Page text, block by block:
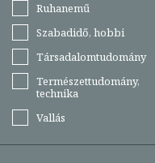
Ruhanemű
Szabadidő, hobbi
Társadalomtudomány
Természettudomány,
technika
Vallás